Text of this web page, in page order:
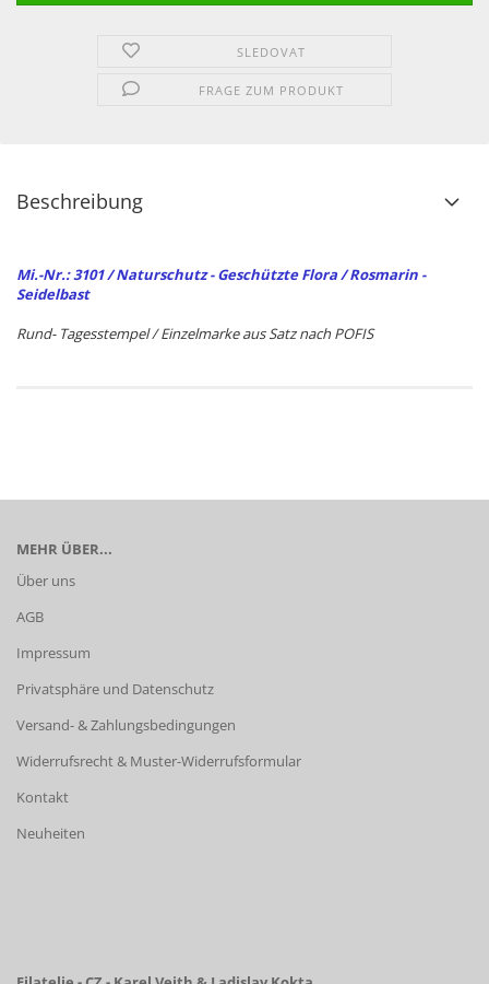
SLEDOVAT
FRAGE ZUM PRODUKT
Beschreibung
Mi.-Nr.: 3101 / Naturschutz - Geschützte Flora / Rosmarin -
Seidelbast
Rund- Tagesstempel / Einzelmarke aus Satz nach POFIS
MEHR ÜBER...
Über uns
AGB
Impressum
Privatsphäre und Datenschutz
Versand- & Zahlungsbedingungen
Widerrufsrecht & Muster-Widerrufsformular
Kontakt
Neuheiten